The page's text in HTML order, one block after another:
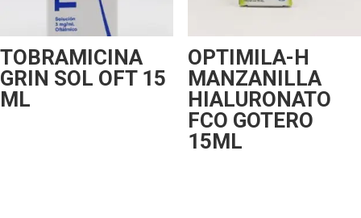
TOBRAMICINA
GRIN SOL OFT 15
ML
OPTIMILA-H
MANZANILLA
HIALURONATO
FCO GOTERO
15ML